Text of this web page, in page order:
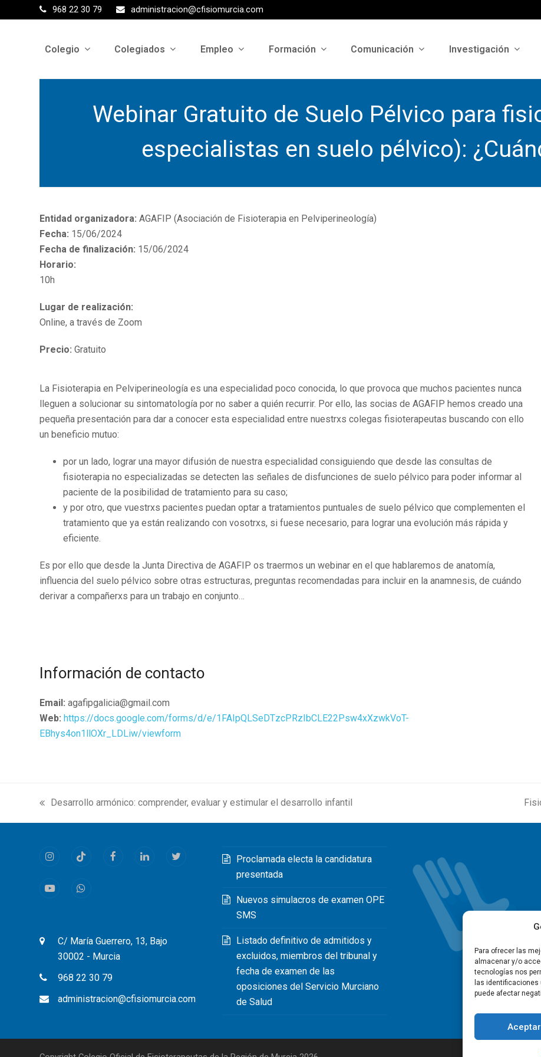
Para ofrecer las
almacenar y/o
tecnologías nos
las
puede afectar
Aceptar
968 22 30 79 administracion@cfisiomurcia.com
Colegio Colegiados Empleo Formación Comunicación Investigación
Webinar Gratuito de Suelo Pélvico para
especialistas en suelo pélvico):
Entidad organizadora: AGAFIP (Asociación de Fisioterapia en Pelviperineología)
Fecha: 15/06/2024
Fecha de finalización: 15/06/2024
Horario:
10h
Lugar de realización:
Online, a través de Zoom
Precio: Gratuito
La Fisioterapia en Pelviperineología es una especialidad poco conocida, lo que provoca que muchos pacientes nunca
lleguen a solucionar su sintomatología por no saber a quién recurrir. Por ello, las socias de AGAFIP hemos creado una
pequeña presentación para dar a conocer esta especialidad entre nuestrxs colegas fisioterapeutas buscando con ello
un beneficio mutuo:
por un lado, lograr una mayor difusión de nuestra especialidad consiguiendo que desde las consultas de
fisioterapia no especializadas se detecten las señales de disfunciones de suelo pélvico para poder informar al
paciente de la posibilidad de tratamiento para su caso;
y por otro, que vuestrxs pacientes puedan optar a tratamientos puntuales de suelo pélvico que complementen el
tratamiento que ya están realizando con vosotrxs, si fuese necesario, para lograr una evolución más rápida y
eficiente.
Es por ello que desde la Junta Directiva de AGAFIP os traermos un webinar en el que hablaremos de anatomía,
influencia del suelo pélvico sobre otras estructuras, preguntas recomendadas para incluir en la anamnesis, de cuándo
derivar a compañerxs para un trabajo en conjunto…
Información de contacto
Email: agafipgalicia@gmail.com
Web: https://docs.google.com/forms/d/e/1FAIpQLSeDTzcPRzIbCLE22Psw4xXzwkVoT-
EBhys4on1llOXr_LDLiw/viewform
previous
post:
Desarrollo armónico: comprender, evaluar y estimular el desarrollo infantil
next
InstagramTiktok FacebookLinkedInTwitter
YoutubeWhatsapp
C/ María Guerrero, 13, Bajo
30002 - Murcia
968 22 30 79
administracion@cfisiomurcia.com
Proclamada electa la candidatura
presentada
Nuevos simulacros de examen OPE
SMS
Listado definitivo de admitidos y
excluidos, miembros del tribunal y
fecha de examen de las
oposiciones del Servicio Murciano
de Salud